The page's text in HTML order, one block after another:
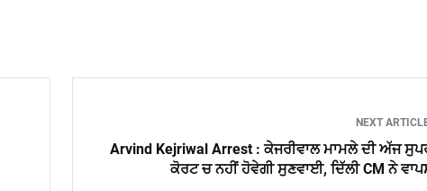
NEXT
Arvind Kejriwal Arrest : ਕੇਜਰੀਵਾਲ ਮਾਮਲੇ ਦੀ ਅੱਜ
ਕੋਰਟ ਚ ਨਹੀਂ ਹੋਵੇਗੀ ਸੁਣਵਾਈ, ਦਿੱਲੀ CM ਨੇ